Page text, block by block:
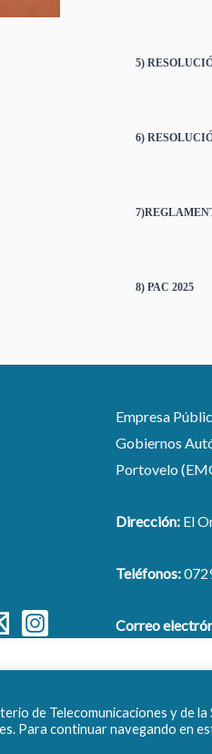
5)
6)
8) PAC 2025
Empresa
Gobiernos
Portovelo
Dirección: El
Teléfonos:
Correo
de Telecomunicaciones y de la
Para continuar navegando en